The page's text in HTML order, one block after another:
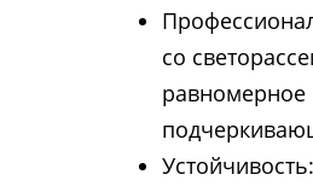
со